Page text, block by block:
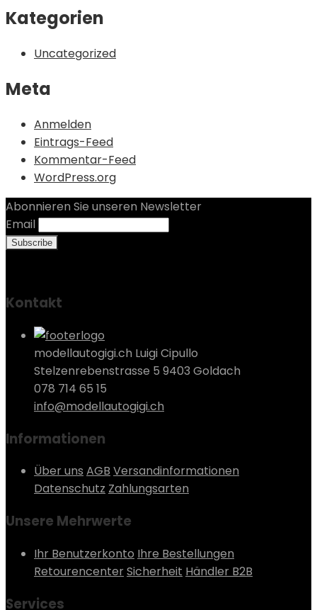
Kategorien
Uncategorized
Meta
Anmelden
Eintrags-Feed
Kommentar-Feed
WordPress.org
Abonnieren Sie unseren Newsletter
Email
Kontakt
modellautogigi.ch Luigi Cipullo
Stelzenrebenstrasse 5 9403 Goldach
078 714 65 15
info@modellautogigi.ch
Informationen
Über uns AGB Versandinformationen
Datenschutz Zahlungsarten
Unsere Mehrwerte
Ihr Benutzerkonto Ihre Bestellungen
RetourencenterSicherheit Händler B2B
Services